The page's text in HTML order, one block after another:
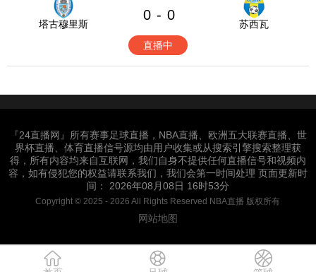
塔古穆里斯
0 - 0
苏西瓦
直播中
『24直播网』所有赛事足球直播，NBA直播、欧洲五大联赛直播、世
界杯直播、体育直播信号源均由用户收集或从搜索引擎搜索整理获
得，所有内容均来自互联网，我们自身不提供任何直播信号和视频内
容，如有侵犯您的权益请联系我们，我们会第一时间处理 页面更新时
间： 2026年08月08日 16时53分
Copyright © 2025 - 2026 All Rights Reserved NBA直播 版权所有
网站地图